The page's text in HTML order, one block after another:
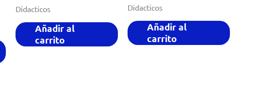
Didacticos
Añadir al
carrito
Didacticos
Añadir al
carrito